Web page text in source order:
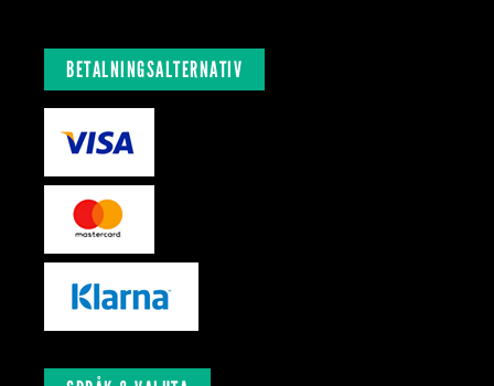
BETALNINGSALTERNATIV